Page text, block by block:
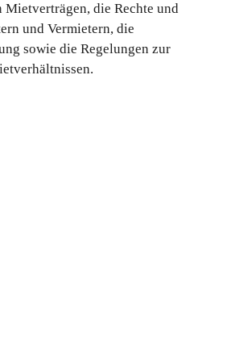
Mietverträgen, die Rechte und
und Vermietern, die
sowie die Regelungen zur